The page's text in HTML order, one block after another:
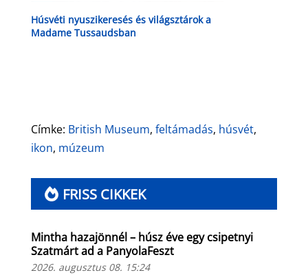
Húsvéti nyuszikeresés és világsztárok a
Madame Tussaudsban
Címke: British Museum, feltámadás, húsvét,
ikon, múzeum
FRISS CIKKEK
Mintha hazajönnél – húsz éve egy csipetnyi
Szatmárt ad a PanyolaFeszt
2026. augusztus 08. 15:24